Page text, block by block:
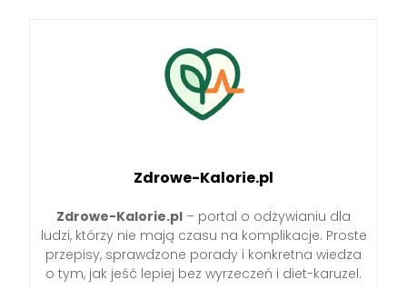
Zdrowe-Kalorie.pl
Zdrowe-Kalorie.pl – portal o odżywianiu dla
ludzi, którzy nie mają czasu na komplikacje. Proste
przepisy, sprawdzone porady i konkretna wiedza
o tym, jak jeść lepiej bez wyrzeczeń i diet-karuzel.